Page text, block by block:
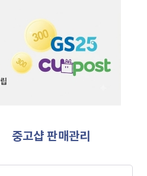
중고샵 판매관리